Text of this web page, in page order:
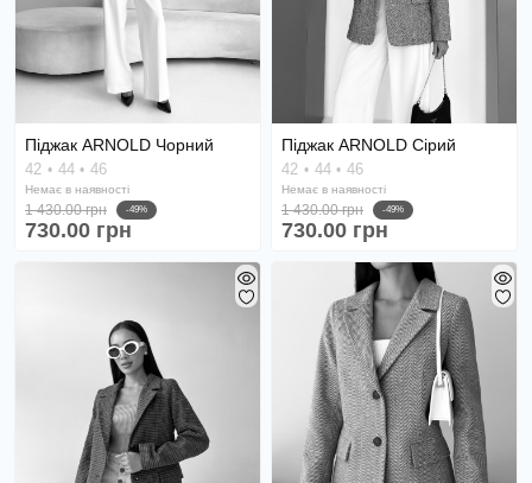
Піджак ARNOLD Чорний
42 44 46
Немає в наявності
1 430.00 грн -49%
730.00 грн
Піджак ARNOLD Сірий
42 44 46
Немає в наявності
1 430.00 грн -49%
730.00 грн